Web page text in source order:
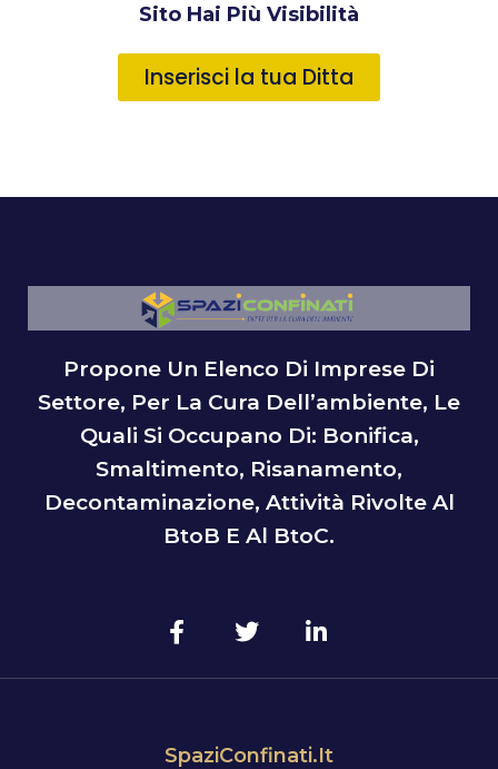
Sito Hai Più Visibilità
Inserisci la tua Ditta
Propone Un Elenco Di Imprese Di
Settore, Per La Cura Dell’ambiente, Le
Quali Si Occupano Di: Bonifica,
Smaltimento, Risanamento,
Decontaminazione, Attività Rivolte Al
BtoB E Al BtoC.
SpaziConfinati.it